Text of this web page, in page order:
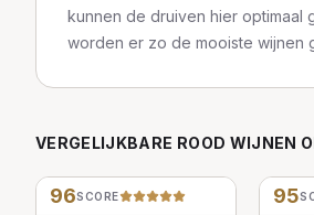
kunnen de druiven hier optimaal
worden er zo de mooiste wijnen
VERGELIJKBARE ROOD WIJNEN
96SCORE 95